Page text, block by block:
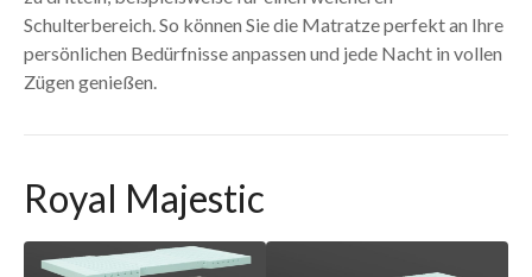
Schulterbereich. So können Sie die Matratze perfekt an Ihre
persönlichen Bedürfnisse anpassen und jede Nacht in vollen
Zügen genießen.
Royal Majestic